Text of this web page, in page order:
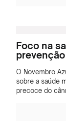
Foco na
prevenção
O Novembro
sobre a saúde
precoce do